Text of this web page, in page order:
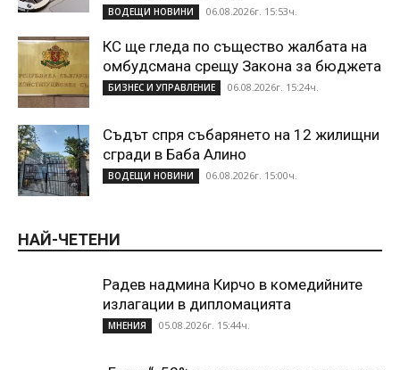
ВОДЕЩИ НОВИНИ 06.08.2026г. 15:53ч.
КС ще гледа по същество жалбата на
омбудсмана срещу Закона за бюджета
БИЗНЕС И УПРАВЛЕНИЕ 06.08.2026г. 15:24ч.
Съдът спря събарянето на 12 жилищни
сгради в Баба Алино
ВОДЕЩИ НОВИНИ 06.08.2026г. 15:00ч.
НАЙ-ЧЕТЕНИ
Радев надмина Кирчо в комедийните
излагации в дипломацията
МНЕНИЯ 05.08.2026г. 15:44ч.